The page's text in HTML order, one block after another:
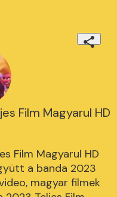
Film Magyarul HD
Film Magyarul HD
a banda 2023
magyar filmek